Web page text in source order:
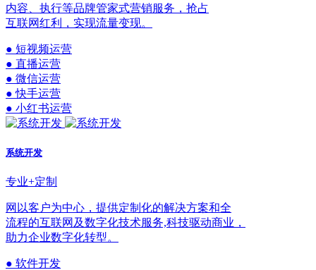
内容、执行等品牌管家式营销服务，抢占
互联网红利，实现流量变现。
● 短视频运营
● 直播运营
● 微信运营
● 快手运营
● 小红书运营
系统开发
专业+定制
网以客户为中心，提供定制化的解决方案和全
流程的互联网及数字化技术服务,科技驱动商业，
助力企业数字化转型。
● 软件开发